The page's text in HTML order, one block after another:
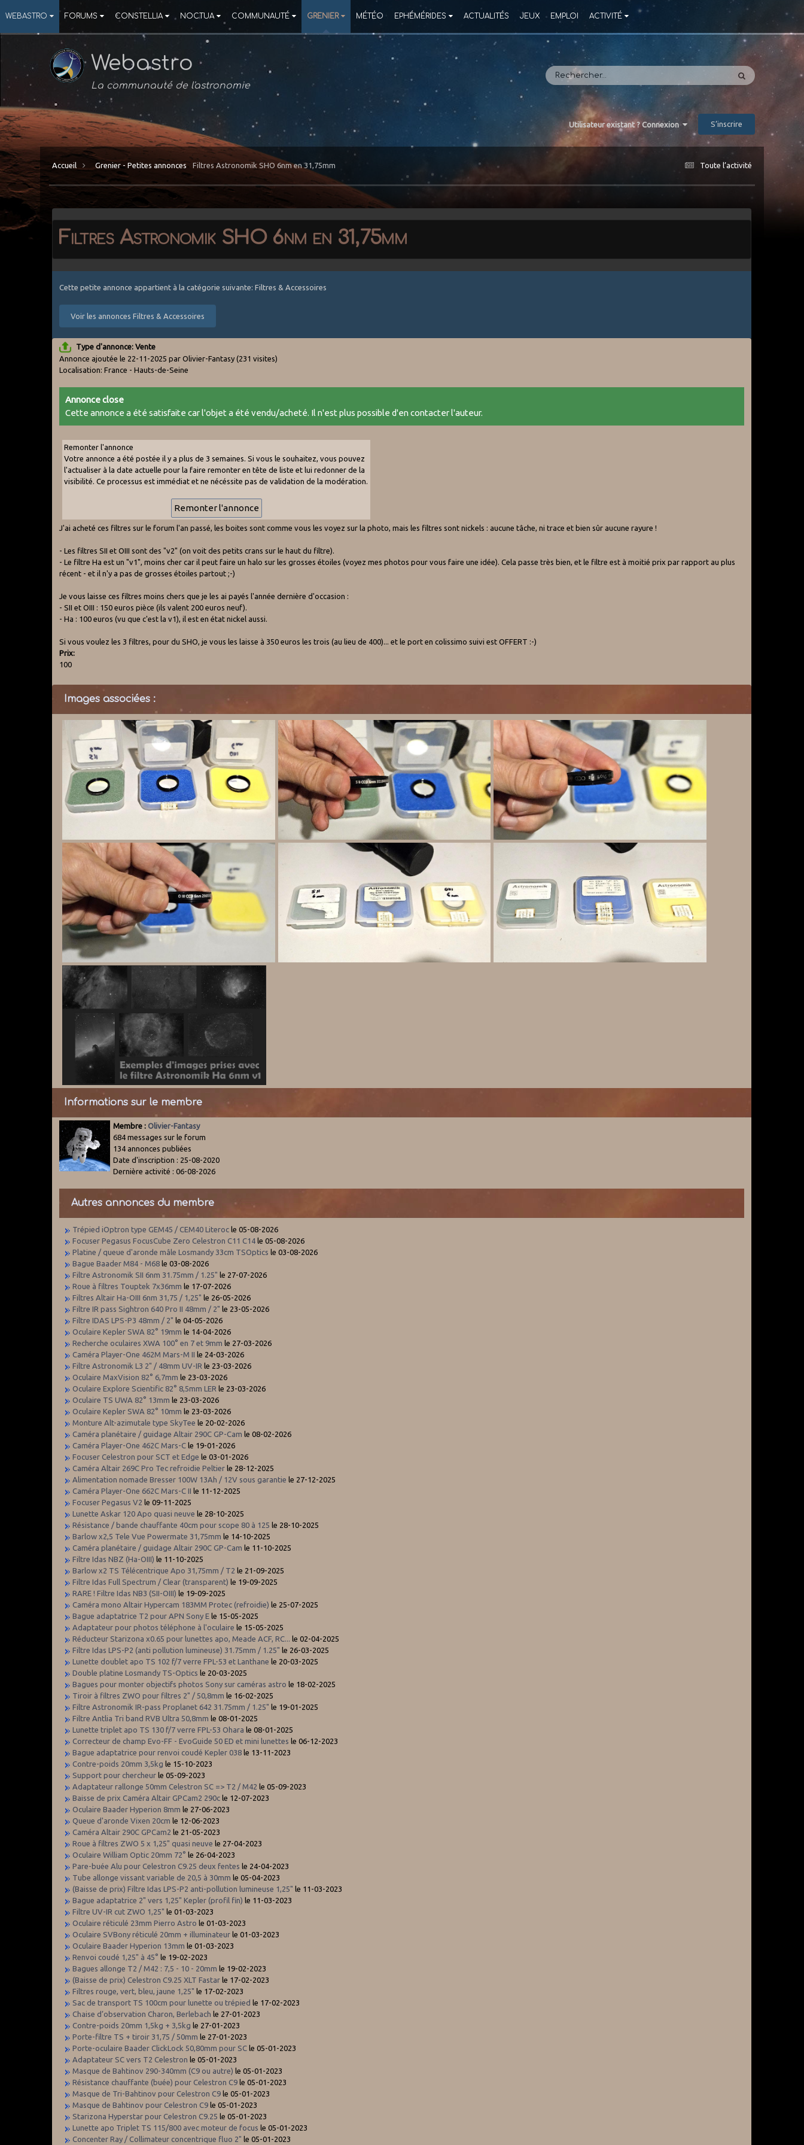
WEBASTRO FORUMS CONSTELLIA NOCTUA COMMUNAUTÉ GRENIER MÉTÉO EPHÉMÉRIDES ACTUALITÉS JEUX EMPLOI ACTIVITÉ
Webastro
La communauté de l'astronomie
Utilisateur existant ? Connexion S’inscrire
Toute l’activité
Accueil Grenier - Petites annonces Filtres Astronomik SHO 6nm en 31,75mm
Filtres Astronomik SHO 6nm en 31,75mm
Cette petite annonce appartient à la catégorie suivante: Filtres & Accessoires
Voir les annonces Filtres & Accessoires
Type d'annonce: Vente
Annonce ajoutée le 22-11-2025 par Olivier-Fantasy(231 visites)
Localisation: France - Hauts-de-Seine
Annonce close
Cette annonce a été satisfaite car l'objet a été vendu/acheté. Il n'est plus possible d'en contacter l'auteur.
Remonter l'annonce
Votre annonce a été postée il y a plus de 3 semaines. Si vous le souhaitez, vous pouvez
l'actualiser à la date actuelle pour la faire remonter en tête de liste et lui redonner de la
visibilité. Ce processus est immédiat et ne nécéssite pas de validation de la modération.
J'ai acheté ces filtres sur le forum l'an passé, les boites sont comme vous les voyez sur la photo, mais les filtres sont nickels : aucune tâche, ni trace et bien sûr aucune rayure !
- Les filtres SII et OIII sont des "v2" (on voit des petits crans sur le haut du filtre).
- Le filtre Ha est un "v1", moins cher car il peut faire un halo sur les grosses étoiles (voyez mes photos pour vous faire une idée). Cela passe très bien, et le filtre est à moitié prix par rapport au plus
récent - et il n'y a pas de grosses étoiles partout ;-)
Je vous laisse ces filtres moins chers que je les ai payés l'année dernière d'occasion :
- SII et OIII : 150 euros pièce (ils valent 200 euros neuf).
- Ha : 100 euros (vu que c'est la v1), il est en état nickel aussi.
Si vous voulez les 3 filtres, pour du SHO, je vous les laisse à 350 euros les trois (au lieu de 400)... et le port en colissimo suivi est OFFERT :-)
Prix:
100
Images associées :
Informations sur le membre
Membre :Olivier-Fantasy
684 messages sur le forum
134 annonces publiées
Date d'inscription : 25-08-2020
Dernière activité : 06-08-2026
Autres annonces du membre
Trépied iOptron type GEM45 / CEM40 Literoc le 05-08-2026
Focuser Pegasus FocusCube Zero Celestron C11 C14 le 05-08-2026
Platine / queue d'aronde mâle Losmandy 33cm TSOptics le 03-08-2026
Bague Baader M84 - M68 le 03-08-2026
Filtre Astronomik SII 6nm 31.75mm / 1.25" le 27-07-2026
Roue à filtres Touptek 7x36mm le 17-07-2026
Filtres Altair Ha-OIII 6nm 31,75 / 1,25" le 26-05-2026
Filtre IR pass Sightron 640 Pro II 48mm / 2" le 23-05-2026
Filtre IDAS LPS-P3 48mm / 2" le 04-05-2026
Oculaire Kepler SWA 82° 19mm le 14-04-2026
Recherche oculaires XWA 100° en 7 et 9mm le 27-03-2026
Caméra Player-One 462M Mars-M II le 24-03-2026
Filtre Astronomik L3 2" / 48mm UV-IR le 23-03-2026
Oculaire MaxVision 82° 6,7mm le 23-03-2026
Oculaire Explore Scientific 82° 8,5mm LER le 23-03-2026
Oculaire TS UWA 82° 13mm le 23-03-2026
Oculaire Kepler SWA 82° 10mm le 23-03-2026
Monture Alt-azimutale type SkyTee le 20-02-2026
Caméra planétaire / guidage Altair 290C GP-Cam le 08-02-2026
Caméra Player-One 462C Mars-C le 19-01-2026
Focuser Celestron pour SCT et Edge le 03-01-2026
Caméra Altair 269C Pro Tec refroidie Peltier le 28-12-2025
Alimentation nomade Bresser 100W 13Ah / 12V sous garantie le 27-12-2025
Caméra Player-One 662C Mars-C II le 11-12-2025
Focuser Pegasus V2 le 09-11-2025
Lunette Askar 120 Apo quasi neuve le 28-10-2025
Résistance / bande chauffante 40cm pour scope 80 à 125 le 28-10-2025
Barlow x2,5 Tele Vue Powermate 31,75mm le 14-10-2025
Caméra planétaire / guidage Altair 290C GP-Cam le 11-10-2025
Filtre Idas NBZ (Ha-OIII) le 11-10-2025
Barlow x2 TS Télécentrique Apo 31,75mm / T2 le 21-09-2025
Filtre Idas Full Spectrum / Clear (transparent) le 19-09-2025
RARE ! Filtre Idas NB3 (SII-OIII) le 19-09-2025
Caméra mono Altair Hypercam 183MM Protec (refroidie) le 25-07-2025
Bague adaptatrice T2 pour APN Sony E le 15-05-2025
Adaptateur pour photos téléphone à l'oculaire le 15-05-2025
Réducteur Starizona x0.65 pour lunettes apo, Meade ACF, RC... le 02-04-2025
Filtre Idas LPS-P2 (anti pollution lumineuse) 31.75mm / 1.25" le 26-03-2025
Lunette doublet apo TS 102 f/7 verre FPL-53 et Lanthane le 20-03-2025
Double platine Losmandy TS-Optics le 20-03-2025
Bagues pour monter objectifs photos Sony sur caméras astro le 18-02-2025
Tiroir à filtres ZWO pour filtres 2" / 50,8mm le 16-02-2025
Filtre Astronomik IR-pass Proplanet 642 31.75mm / 1.25" le 19-01-2025
Filtre Antlia Tri band RVB Ultra 50,8mm le 08-01-2025
Lunette triplet apo TS 130 f/7 verre FPL-53 Ohara le 08-01-2025
Correcteur de champ Evo-FF - EvoGuide 50 ED et mini lunettes le 06-12-2023
Bague adaptatrice pour renvoi coudé Kepler 038 le 13-11-2023
Contre-poids 20mm 3,5kg le 15-10-2023
Support pour chercheur le 05-09-2023
Adaptateur rallonge 50mm Celestron SC => T2 / M42 le 05-09-2023
Baisse de prix Caméra Altair GPCam2 290c le 12-07-2023
Oculaire Baader Hyperion 8mm le 27-06-2023
Queue d'aronde Vixen 20cm le 12-06-2023
Caméra Altair 290C GPCam2 le 21-05-2023
Roue à filtres ZWO 5 x 1,25" quasi neuve le 27-04-2023
Oculaire William Optic 20mm 72° le 26-04-2023
Pare-buée Alu pour Celestron C9.25 deux fentes le 24-04-2023
Tube allonge vissant variable de 20,5 à 30mm le 05-04-2023
(Baisse de prix) Filtre Idas LPS-P2 anti-pollution lumineuse 1,25" le 11-03-2023
Bague adaptatrice 2" vers 1,25" Kepler (profil fin) le 11-03-2023
Filtre UV-IR cut ZWO 1,25" le 01-03-2023
Oculaire réticulé 23mm Pierro Astro le 01-03-2023
Oculaire SVBony réticulé 20mm + illuminateur le 01-03-2023
Oculaire Baader Hyperion 13mm le 01-03-2023
Renvoi coudé 1,25" à 45° le 19-02-2023
Bagues allonge T2 / M42 : 7,5 - 10 - 20mm le 19-02-2023
(Baisse de prix) Celestron C9.25 XLT Fastar le 17-02-2023
Filtres rouge, vert, bleu, jaune 1,25" le 17-02-2023
Sac de transport TS 100cm pour lunette ou trépied le 17-02-2023
Chaise d’observation Charon, Berlebach le 27-01-2023
Contre-poids 20mm 1,5kg + 3,5kg le 27-01-2023
Porte-filtre TS + tiroir 31,75 / 50mm le 27-01-2023
Porte-oculaire Baader ClickLock 50,80mm pour SC le 05-01-2023
Adaptateur SC vers T2 Celestron le 05-01-2023
Masque de Bahtinov 290-340mm (C9 ou autre) le 05-01-2023
Résistance chauffante (buée) pour Celestron C9 le 05-01-2023
Masque de Tri-Bahtinov pour Celestron C9 le 05-01-2023
Masque de Bahtinov pour Celestron C9 le 05-01-2023
Starizona Hyperstar pour Celestron C9.25 le 05-01-2023
Lunette apo Triplet TS 115/800 avec moteur de focus le 05-01-2023
Concenter Ray / Collimateur concentrique fluo 2" le 05-01-2023